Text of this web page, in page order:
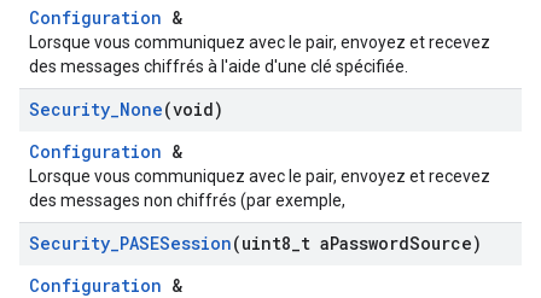
Configuration &
Lorsque vous communiquez avec le pair, envoyez et recevez
des messages chiffrés à l'aide d'une clé spécifiée.
Security_None(void)
Configuration &
Lorsque vous communiquez avec le pair, envoyez et recevez
des messages non chiffrés (par exemple,
Security_PASESession(uint8 t aPasswordSource)
Configuration &